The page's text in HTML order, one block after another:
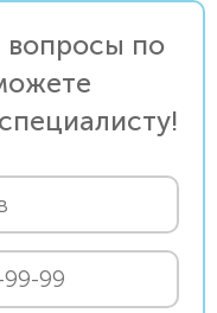
вопросы по